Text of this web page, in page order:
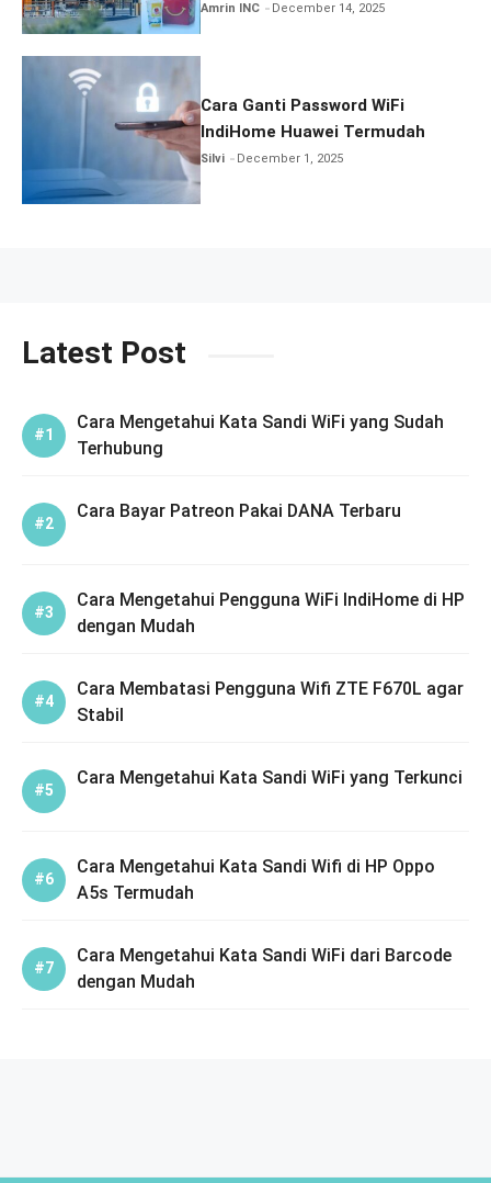
Amrin INC December 14, 2025
Cara Ganti Password WiFi
IndiHome Huawei Termudah
Silvi December 1, 2025
Latest Post
Cara Mengetahui Kata Sandi WiFi yang Sudah
Terhubung
Cara Bayar Patreon Pakai DANA Terbaru
Cara Mengetahui Pengguna WiFi IndiHome di HP
dengan Mudah
Cara Membatasi Pengguna Wifi ZTE F670L agar
Stabil
Cara Mengetahui Kata Sandi WiFi yang Terkunci
Cara Mengetahui Kata Sandi Wifi di HP Oppo
A5s Termudah
Cara Mengetahui Kata Sandi WiFi dari Barcode
dengan Mudah